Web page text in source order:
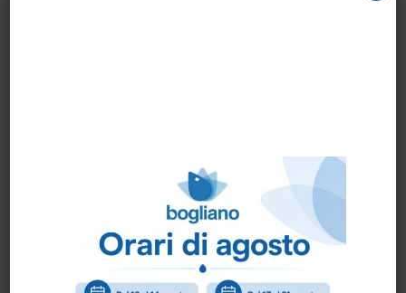
Consigli d’Uso
Portare in temperaturala superficie da
pulire (40-50°C).